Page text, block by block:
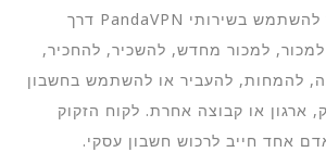
ולא יתיר לאדם אחר להשתמש בשירותי PandaVPN דרך
למכור מחדש, להשכיר, להחכיר,
להמחות, להעביר או להשתמש בחשבון
ארגון או קבוצה אחרת. לקוח הזקוק
אחד חייב לרכוש חשבון עסקי.